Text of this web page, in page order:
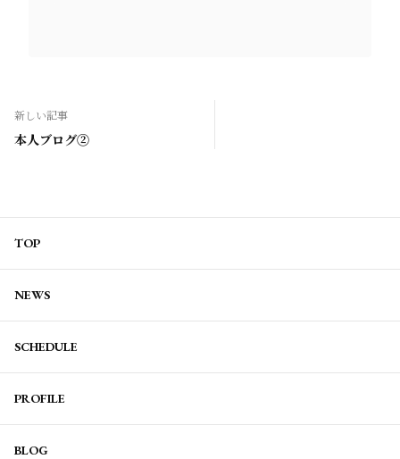
新しい記事
本人ブログ②
TOP
NEWS
SCHEDULE
PROFILE
BLOG